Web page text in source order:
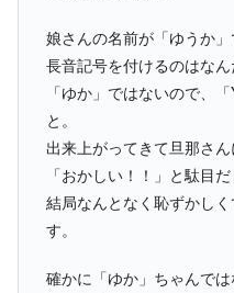
娘さんの名前が「ゆうか」
長音記号を付けるのはな
「ゆか」ではないので、
と。
出来上がってきて旦那さ
「おかしい！！」と駄目
結局なんとなく恥ずかし
す。
確かに「ゆか」ちゃんで